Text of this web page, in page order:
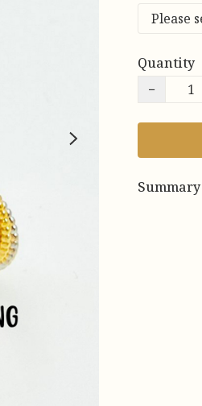
Quantity
−
Summary